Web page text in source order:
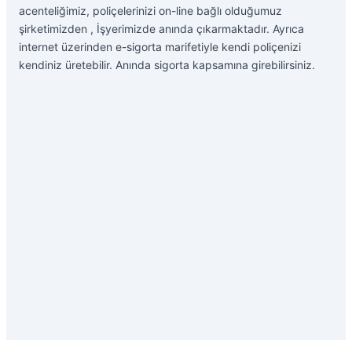
acenteliğimiz, poliçelerinizi on-line bağlı olduğumuz
şirketimizden , İşyerimizde anında çıkarmaktadır. Ayrıca
internet üzerinden e-sigorta marifetiyle kendi poliçenizi
kendiniz üretebilir. Anında sigorta kapsamına girebilirsiniz.